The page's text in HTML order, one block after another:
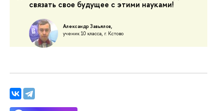
связать свое будущее с этими науками!
Александр Завьялов,
ученик 10 класса, г. Кстово